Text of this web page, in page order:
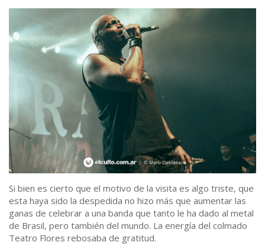
Si bien es cierto que el motivo de la visita es algo triste, que
esta haya sido la despedida no hizo más que aumentar las
ganas de celebrar a una banda que tanto le ha dado al metal
de Brasil, pero también del mundo. La energía del colmado
Teatro Flores rebosaba de gratitud.